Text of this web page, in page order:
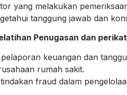
yang melakukan
tanggung jawab dan
Penugasan dan
keuangan dan
rumah sakit.
fraud dalam